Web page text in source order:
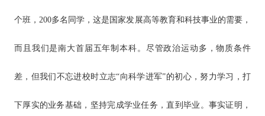
个班，200多名同学，这是国家发展高等教育和科技事业的需要，
而且我们是南大首届五年制本科。尽管政治运动多，物质条件
差，但我们不忘进校时立志“向科学进军”的初心，努力学习，打
下厚实的业务基础，坚持完成学业任务，直到毕业。事实证明，